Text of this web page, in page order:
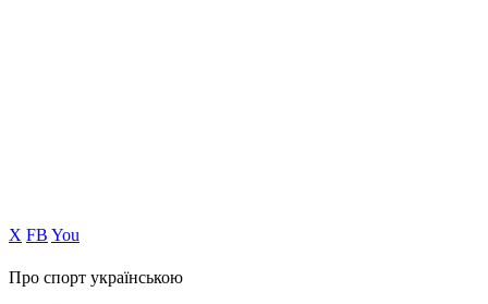
Х FB You
Про спорт українською